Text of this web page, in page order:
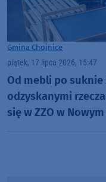
Gmina Chojnice
piątek, 17 lipca 2026, 15:47
Od mebli po suknie
odzyskanymi
się w ZZO w